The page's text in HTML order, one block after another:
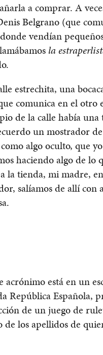
a comprar. A
Belgrano (que
vendían
la
estrechita, una
comunica en el otro
de la calle había
un mostrador
algo oculto, que
haciendo algo de lo
la tienda, mi madre,
salíamos de allí con
acrónimo está en un
República Española,
de un juego de
los apellidos de